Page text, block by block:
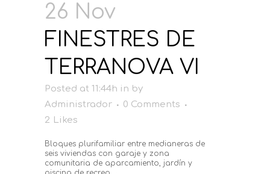
26 Nov
FINESTRES DE
TERRANOVA VI
Posted at 11:44h in by
Administrador
0 Comments
2 Likes
Bloques plurifamiliar entre medianeras de
seis viviendas con garaje y zona
comunitaria de aparcamiento, jardín y